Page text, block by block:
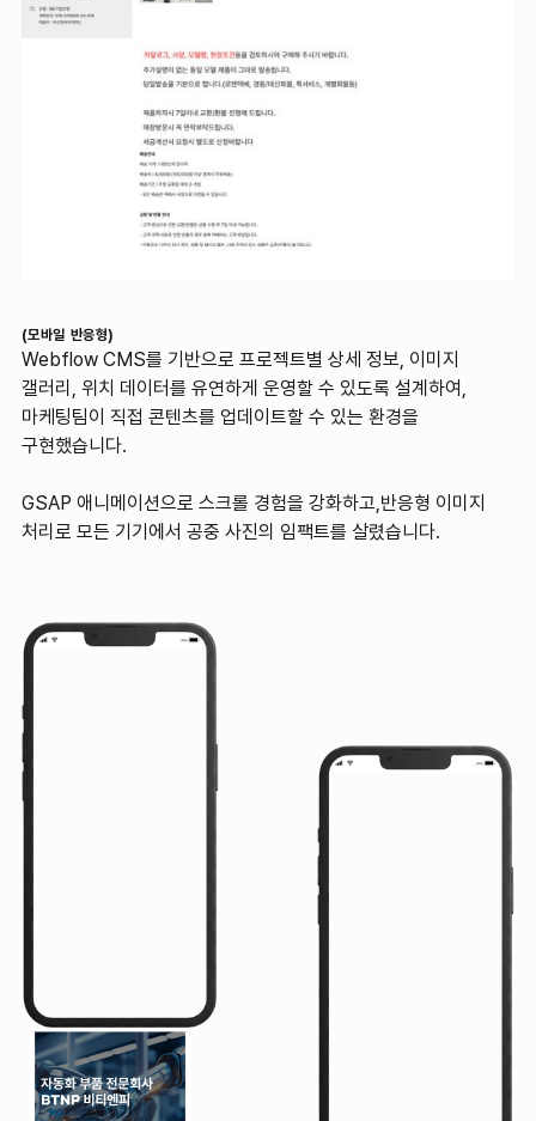
(모바일 반응형)
Webflow CMS를 기반으로 프로젝트별 상세 정보, 이미지
갤러리, 위치 데이터를 유연하게 운영할 수 있도록 설계하여,
마케팅팀이 직접 콘텐츠를 업데이트할 수 있는 환경을
구현했습니다.
GSAP 애니메이션으로 스크롤 경험을 강화하고,반응형 이미지
처리로 모든 기기에서 공중 사진의 임팩트를 살렸습니다.